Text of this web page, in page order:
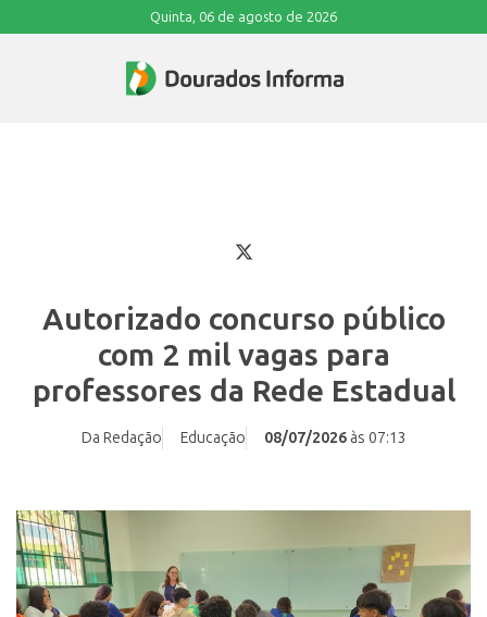
Quinta, 06 de agosto de 2026
Autorizado concurso público
com 2 mil vagas para
professores da Rede Estadual
Da Redação Educação 08/07/2026às 07:13